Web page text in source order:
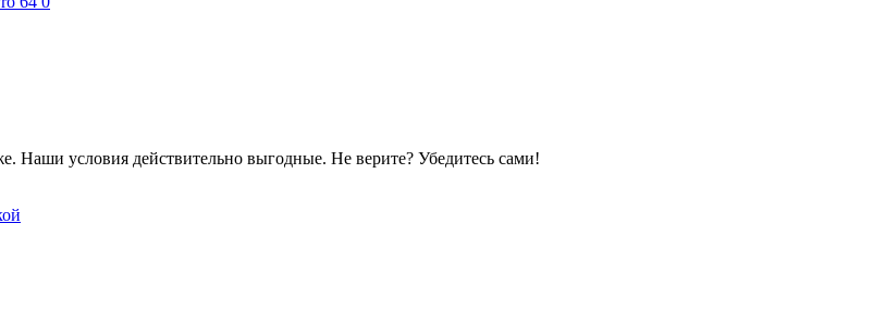
Наши условия действительно выгодные. Не верите? Убедитесь сами!